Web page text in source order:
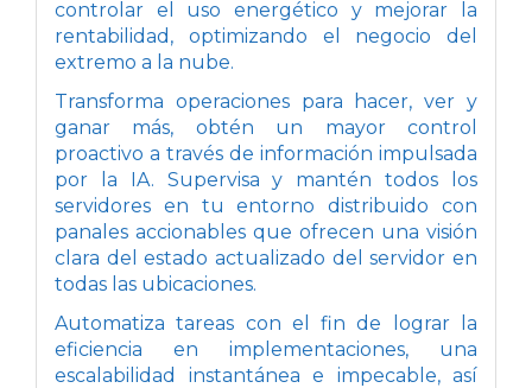
controlar el uso energético y mejorar la
rentabilidad, optimizando el negocio del
extremo a la nube.
Transforma operaciones para hacer, ver y
ganar más, obtén un mayor control
proactivo a través de información impulsada
por la IA. Supervisa y mantén todos los
servidores en tu entorno distribuido con
panales accionables que ofrecen una visión
clara del estado actualizado del servidor en
todas las ubicaciones.
Automatiza tareas con el fin de lograr la
eficiencia en implementaciones, una
escalabilidad instantánea e impecable, así